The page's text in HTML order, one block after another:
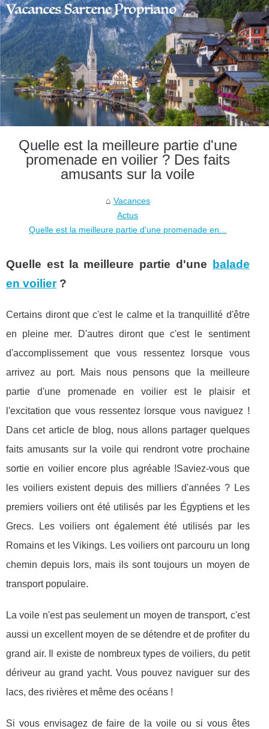
Quelle est la meilleure partie d'une
promenade en voilier ? Des faits
amusants sur la voile
Vacances
Actus
Quelle est la meilleure partie d'une promenade en...
Quelle est la meilleure partie d'une balade
en voilier?
Certains diront que c'est le calme et la tranquillité d'être
en pleine mer. D'autres diront que c'est le sentiment
d'accomplissement que vous ressentez lorsque vous
arrivez au port. Mais nous pensons que la meilleure
partie d'une promenade en voilier est le plaisir et
l'excitation que vous ressentez lorsque vous naviguez !
Dans cet article de blog, nous allons partager quelques
faits amusants sur la voile qui rendront votre prochaine
sortie en voilier encore plus agréable !Saviez-vous que
les voiliers existent depuis des milliers d'années ? Les
premiers voiliers ont été utilisés par les Égyptiens et les
Grecs. Les voiliers ont également été utilisés par les
Romains et les Vikings. Les voiliers ont parcouru un long
chemin depuis lors, mais ils sont toujours un moyen de
transport populaire.
La voile n'est pas seulement un moyen de transport, c'est
aussi un excellent moyen de se détendre et de profiter du
grand air. Il existe de nombreux types de voiliers, du petit
dériveur au grand yacht. Vous pouvez naviguer sur des
lacs, des rivières et même des océans !
Si vous envisagez de faire de la voile ou si vous êtes